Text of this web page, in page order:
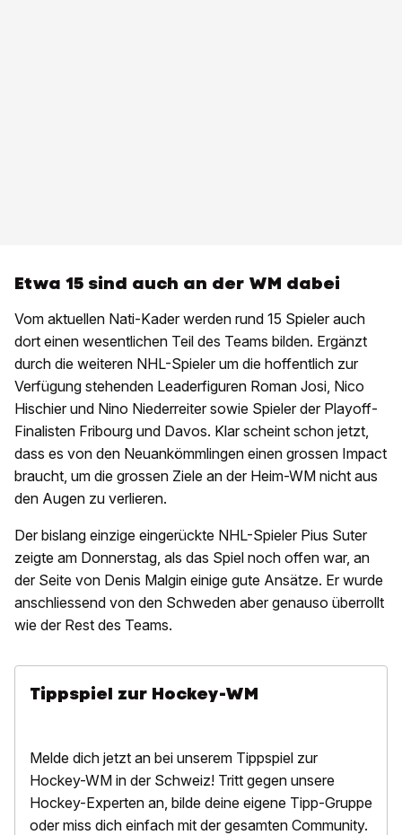
Etwa 15 sind auch an der WM dabei
Vom aktuellen Nati-Kader werden rund 15 Spieler auch
dort einen wesentlichen Teil des Teams bilden. Ergänzt
durch die weiteren NHL-Spieler um die hoffentlich zur
Verfügung stehenden Leaderfiguren Roman Josi, Nico
Hischier und Nino Niederreiter sowie Spieler der Playoff-
Finalisten Fribourg und Davos. Klar scheint schon jetzt,
dass es von den Neuankömmlingen einen grossen Impact
braucht, um die grossen Ziele an der Heim-WM nicht aus
den Augen zu verlieren.
Der bislang einzige eingerückte NHL-Spieler Pius Suter
zeigte am Donnerstag, als das Spiel noch offen war, an
der Seite von Denis Malgin einige gute Ansätze. Er wurde
anschliessend von den Schweden aber genauso überrollt
wie der Rest des Teams.
Tippspiel zur Hockey-WM
Melde dich jetzt an bei unserem Tippspiel zur
Hockey-WM in der Schweiz! Tritt gegen unsere
Hockey-Experten an, bilde deine eigene Tipp-Gruppe
oder miss dich einfach mit der gesamten Community.